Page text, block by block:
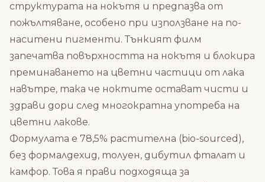
структурата на нокътя и предпазва от
пожълтяване, особено при използване на по-
наситени пигменти. Тънкият филм
запечатва повърхността на нокътя и блокира
преминаването на цветни частици от лака
навътре, така че ноктите остават чисти и
здрави дори след многократна употреба на
цветни лакове.
Формулата е 78,5% растителна (bio-sourced),
без формалдехид, толуен, дибутил фталат и
камфор. Това я прави подходяща за